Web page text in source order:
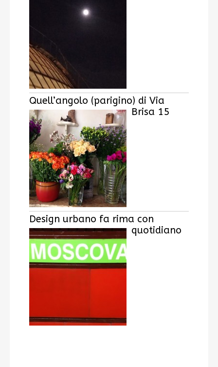
Quell’angolo (parigino) di Via
Brisa 15
Design urbano fa rima con
quotidiano